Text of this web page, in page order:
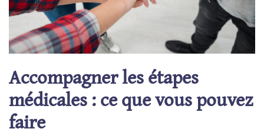
Accompagner les étapes
médicales : ce que vous pouvez
faire